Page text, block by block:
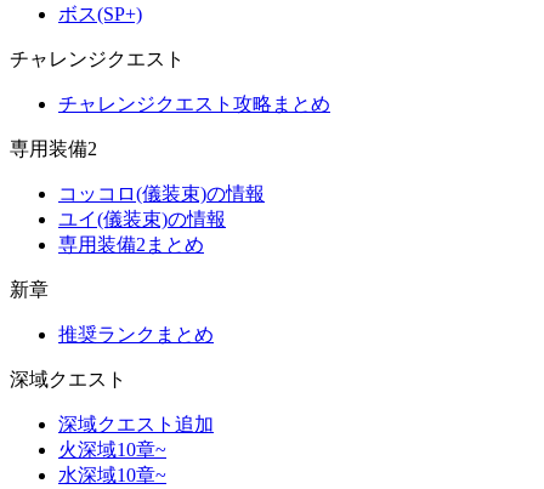
ボス(SP+)
チャレンジクエスト
チャレンジクエスト攻略まとめ
専用装備2
コッコロ(儀装束)の情報
ユイ(儀装束)の情報
専用装備2まとめ
新章
推奨ランクまとめ
深域クエスト
深域クエスト追加
火深域10章~
水深域10章~